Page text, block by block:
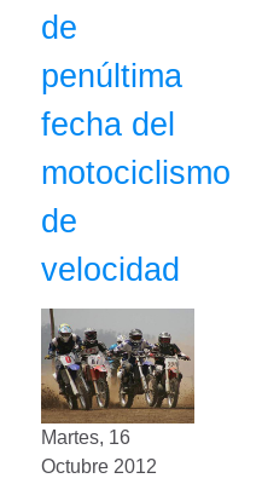
de
penúltima
fecha del
motociclismo
de
velocidad
Martes, 16
Octubre 2012